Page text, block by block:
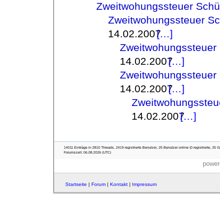
Zweitwohungssteuer
Zweitwohungssteuer
14.02.2007
14.02.2007
14.02.2007
14.02.2007
14011 Einträge in 2810 Threads, 2419 registrierte Benutzer, 25 Benutzer online (0 registrierte, 25
Forumszeit: 06.08.2026 (UTC)
Startseite | Forum| Kontakt| Impressum